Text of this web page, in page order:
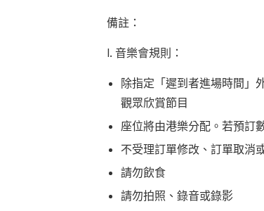
備註：
I. 音樂會規則：
除指定「遲到者進場時間」
觀眾欣賞節目
座位將由港樂分配。若預訂
不受理訂單修改、訂單取消
請勿飲食
請勿拍照、錄音或錄影